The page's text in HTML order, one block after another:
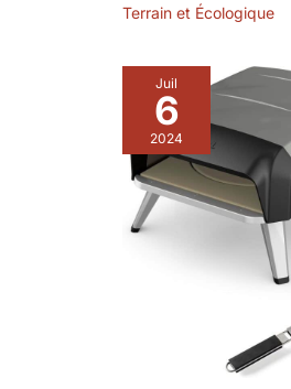
Terrain et Écologique
Juil
6
2024